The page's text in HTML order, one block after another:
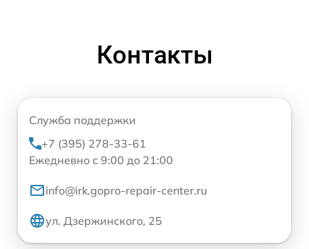
Контакты
Служба поддержки
+7 (395) 278-33-61
Ежедневно с 9:00 до 21:00
info@irk.gopro-repair-center.ru
ул. Дзержинского, 25